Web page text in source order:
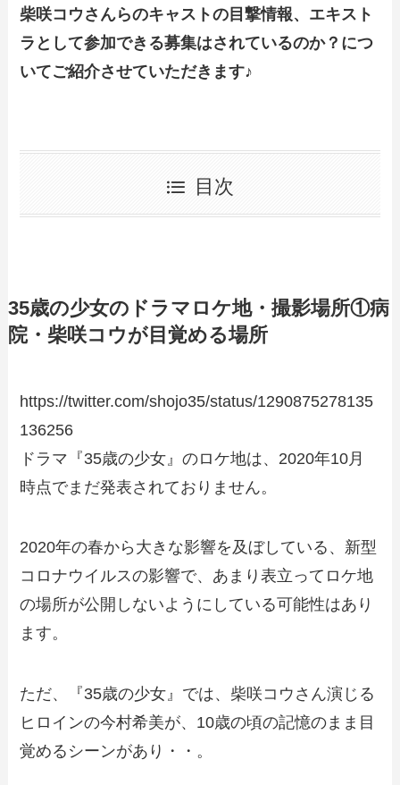
柴咲コウさんらのキャストの目撃情報、エキスト
ラとして参加できる募集はされているのか？につ
いてご紹介させていただきます♪
目次
35歳の少女のドラマロケ地・撮影場所①病
院・柴咲コウが目覚める場所
https://twitter.com/shojo35/status/1290875278135
136256
ドラマ『35歳の少女』のロケ地は、2020年10月
時点でまだ発表されておりません。
2020年の春から大きな影響を及ぼしている、新型
コロナウイルスの影響で、あまり表立ってロケ地
の場所が公開しないようにしている可能性はあり
ます。
ただ、『35歳の少女』では、柴咲コウさん演じる
ヒロインの今村希美が、10歳の頃の記憶のまま目
覚めるシーンがあり・・。